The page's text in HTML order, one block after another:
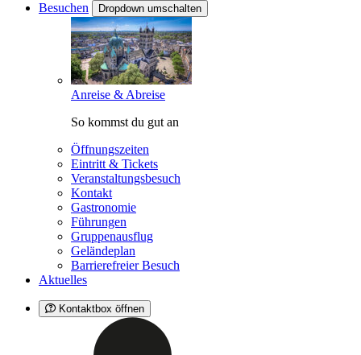
Besuchen
Dropdown umschalten
Anreise & Abreise
So kommst du gut an
Öffnungszeiten
Eintritt & Tickets
Veranstaltungsbesuch
Kontakt
Gastronomie
Führungen
Gruppenausflug
Geländeplan
Barrierefreier Besuch
Aktuelles
Kontaktbox öffnen